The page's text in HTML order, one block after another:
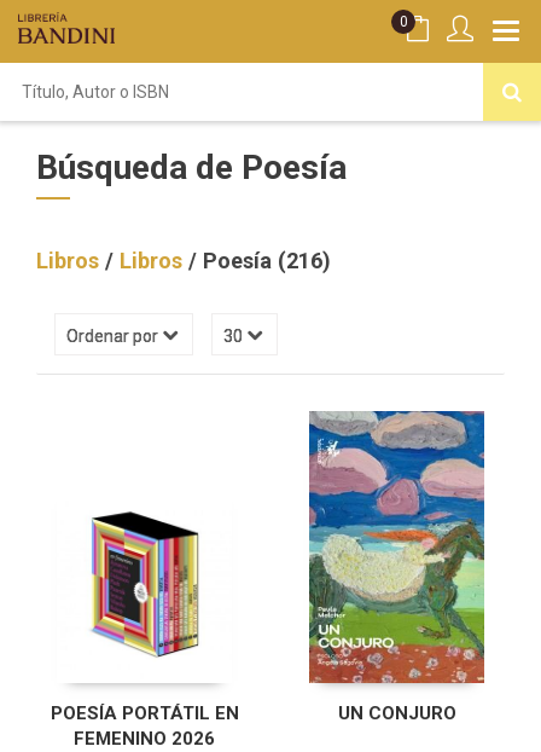
0
Búsqueda de Poesía
Libros / Libros / Poesía (216)
POESÍA PORTÁTIL EN
FEMENINO 2026
UN CONJURO